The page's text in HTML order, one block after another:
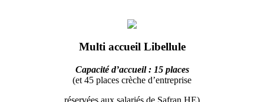
Multi accueil Libellule
Capacité d’accueil : 15 places
(et 45 places crèche d’entreprise
réservées aux salariés de Safran HE)